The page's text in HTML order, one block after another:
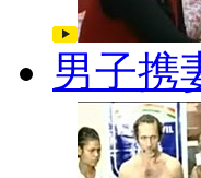
男子携